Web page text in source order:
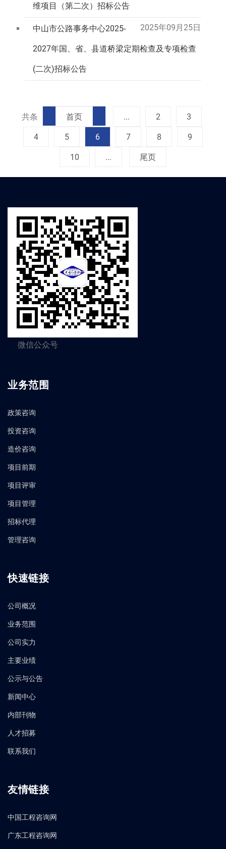
维项目（第二次）招标公告
2025年09月25日
中山市公路事务中心2025-
2027年国、省、县道桥梁定期检查及专项检查
(二次)招标公告
共条 首页 ... 2 3
4 5 6 7 8 9
10 ... 尾页
微信公众号
业务范围
政策咨询
投资咨询
造价咨询
项目前期
项目评审
项目管理
招标代理
管理咨询
快速链接
公司概况
业务范围
公司实力
主要业绩
公示与公告
新闻中心
内部刊物
人才招募
联系我们
友情链接
中国工程咨询网
广东工程咨询网